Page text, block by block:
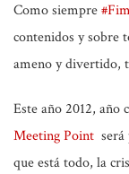
Como siempre
contenidos y sobre
ameno y divertido,
Este año 2012, año
Meeting Point
que está todo, la